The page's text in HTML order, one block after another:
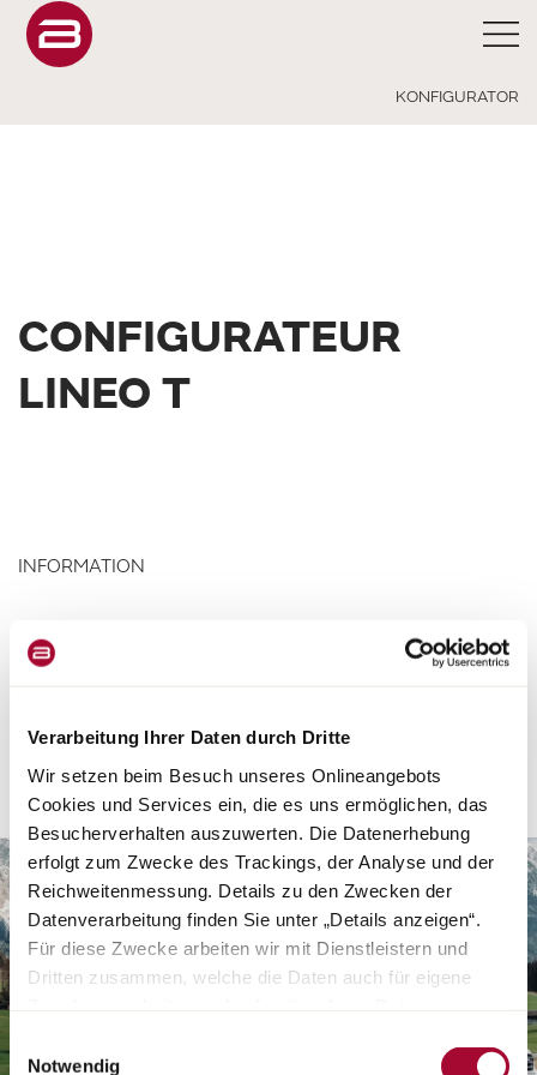
Verarbeitung Ihrer Daten durch Dritte
Wir setzen beim Besuch unseres Onlineangebots
Cookies und Services ein, die es uns ermöglichen, das
Besucherverhalten auszuwerten. Die Datenerhebung
erfolgt zum Zwecke des Trackings, der Analyse und der
Reichweitenmessung. Details zu den Zwecken der
Datenverarbeitung finden Sie unter „Details anzeigen“.
Für diese Zwecke arbeiten wir mit Dienstleistern und
Dritten zusammen, welche die Daten auch für eigene
„Cookies und Services zulassen“ oder durch Auswählen
Notwendig
KONFIGURATOR
CONFIGURATEUR
LINEO T
INFORMATION
moment. Veuillez vous adresser directement à votre